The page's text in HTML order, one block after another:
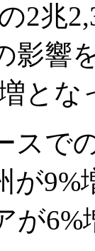
2兆
影響
とな
で
が9%
が